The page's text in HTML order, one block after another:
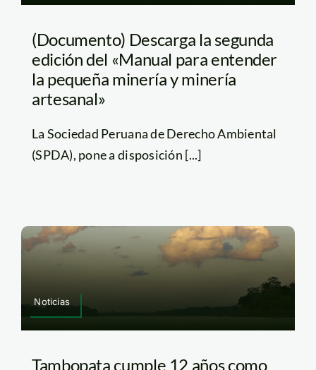
(Documento) Descarga la segunda
edición del «Manual para entender
la pequeña minería y minería
artesanal»
La Sociedad Peruana de Derecho Ambiental
(SPDA), pone a disposición [...]
Noticias
Tambopata cumple 12 años como